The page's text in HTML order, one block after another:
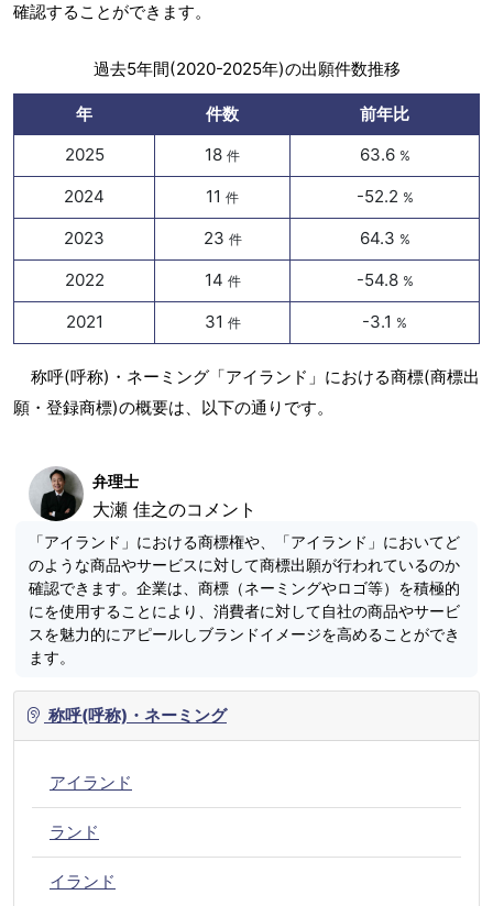
確認することができます。
過去5年間(2020-2025年)の出願件数推移
年 件数
前年比
2025
18 件 63.6 %
2024 11 件 -52.2 %
2023 23 件 64.3 %
2022 14 件 -54.8 %
2021 31 件 -3.1 %
称呼(呼称)・ネーミング「アイランド」における商標(商標出
願・登録商標)の概要は、以下の通りです。
弁理士
大瀬 佳之のコメント
「アイランド」における商標権や、「アイランド」においてど
のような商品やサービスに対して商標出願が行われているのか
確認できます。企業は、商標（ネーミングやロゴ等）を積極的
にを使用することにより、消費者に対して自社の商品やサービ
スを魅力的にアピールしブランドイメージを高めることができ
ます。
称呼(呼称)・ネーミング
アイランド
ランド
イランド